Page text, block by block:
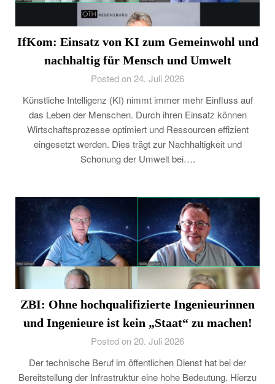
IfKom: Einsatz von KI zum Gemeinwohl und
nachhaltig für Mensch und Umwelt
Posted on 24. Juli 2026
Künstliche Intelligenz (KI) nimmt immer mehr Einfluss auf
das Leben der Menschen. Durch ihren Einsatz können
Wirtschaftsprozesse optimiert und Ressourcen effizient
eingesetzt werden. Dies trägt zur Nachhaltigkeit und
Schonung der Umwelt bei….
ZBI: Ohne hochqualifizierte Ingenieurinnen
und Ingenieure ist kein „Staat“ zu machen!
Posted on 20. Juli 2026
Der technische Beruf im öffentlichen Dienst hat bei der
Bereitstellung der Infrastruktur eine hohe Bedeutung. Hierzu